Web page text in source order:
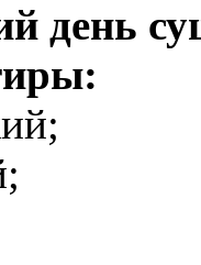
день